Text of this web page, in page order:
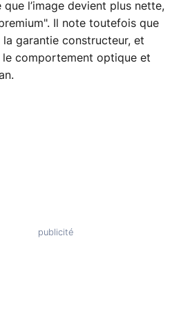
l’image devient plus nette,
Il note toutefois que
garantie constructeur, et
comportement optique et